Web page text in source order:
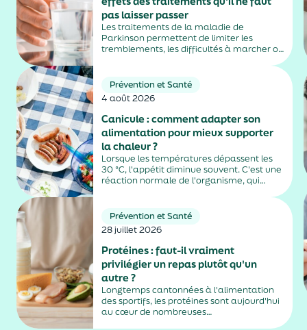
pas laisser passer
Les traitements de la maladie de
Parkinson permettent de limiter les
tremblements, les difficultés à marcher ou
parfois difficiles à repérer, notamment
chez les personnes âgées vivant en
EHPAD....
Prévention et Santé
4 août 2026
Canicule : comment adapter son
alimentation pour mieux supporter
la chaleur ?
Lorsque les températures dépassent les
30 °C, l'appétit diminue souvent. C'est une
réaction normale de l'organisme, qui
sauter des repas ? Quels aliments
privilégier ? Une alimentation adaptée
permet non...
Prévention et Santé
28 juillet 2026
Protéines : faut-il vraiment
privilégier un repas plutôt qu'un
autre ?
Longtemps cantonnées à l'alimentation
des sportifs, les protéines sont aujourd'hui
au cœur de nombreuses